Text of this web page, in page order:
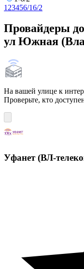
1 23456/16/2
Провайдеры
ул Южная
На вашей улице к
Проверьте, кто
Уфанет (ВЛ-